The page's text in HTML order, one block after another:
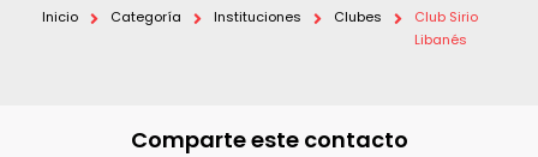
Inicio Categoría Instituciones Clubes
Club Sirio
Libanés
Comparte este contacto